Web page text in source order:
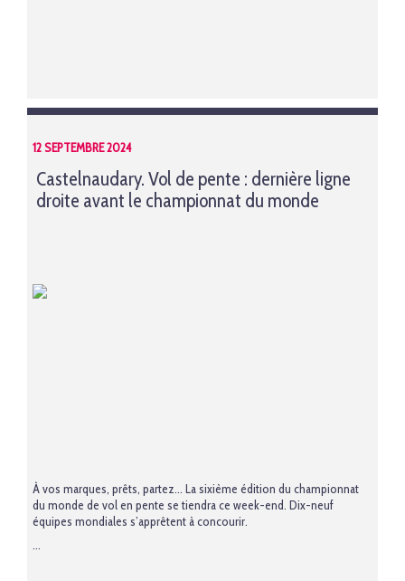
12 SEPTEMBRE 2024
Castelnaudary. Vol de pente : dernière ligne
droite avant le championnat du monde
À vos marques, prêts, partez… La sixième édition du championnat
du monde de vol en pente se tiendra ce week-end. Dix-neuf
équipes mondiales s’apprêtent à concourir.